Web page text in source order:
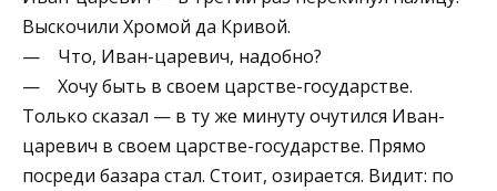
Выскочили Хромой да Кривой.
— Что, Иван-царевич, надобно?
— Хочу быть в своем царстве-государстве.
Только сказал — в ту же минуту очутился Иван-
царевич в своем царстве-государстве. Прямо
посреди базара стал. Стоит, озирается. Видит: по